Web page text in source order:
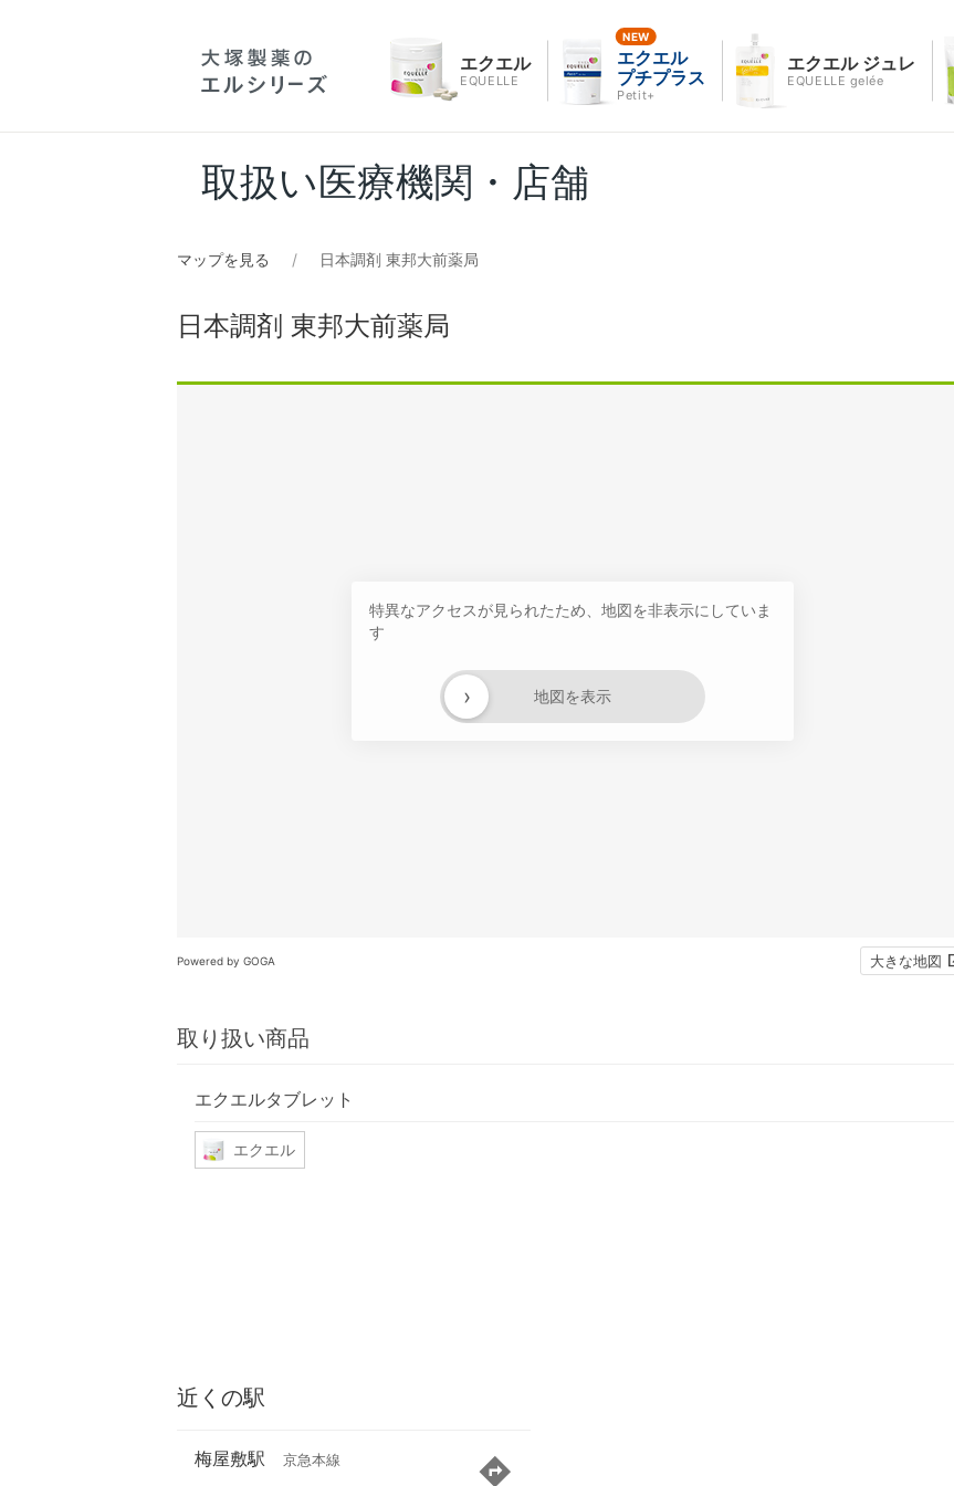
エクエル
EQUELLE
エクエル
プチプラス
Petit+
エクエル ジュレ
EQUELLE gelée
取扱い医療機関・店舗
マップを見る 日本調剤 東邦大前薬局
日本調剤 東邦大前薬局
特異なアクセスが見られたため、地図を非表示にしていま
す
地図を表示
›
Powered by GOGA 大きな地図
取り扱い商品
エクエルタブレット
エクエル
近くの駅
梅屋敷駅 京急本線